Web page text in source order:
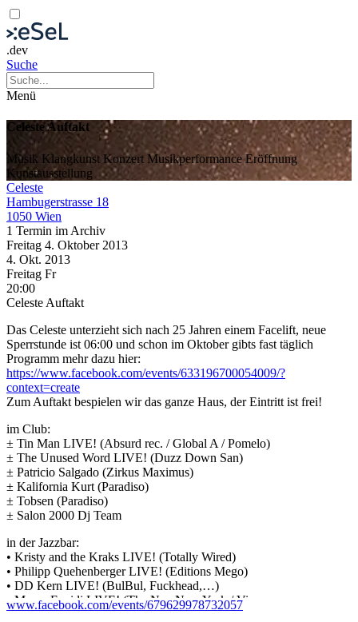
.dev
Suche
Menü
Celeste Auftakt
Musik Klangkunst Konzert MusikperformanceEröffnung
Kunstausstellung
Celeste
Hambugerstrasse 18
1050 Wien
1 Termin im Archiv
Freitag 4. Oktober 2013
4. Okt. 2013
Freitag Fr
20:00
Celeste Auftakt
Das Celeste unterzieht sich nach 25 Jahren einem Facelift, neue
Sperrstunde ist 06:00 und schon im Oktober gibts fast täglich
Programm mehr dazu hier:
https://www.facebook.com/events/633196700054009/?
context=create
Zum Auftakt bespielen wir das ganze Haus, der Eintritt ist frei!
im Club:
± Tin Man LIVE! (Absurd rec. / Global A / Pomelo)
± The Unused Word LIVE! (Duzz Down San)
± Patricio Salgado (Zirkus Maximus)
± Kalifornia Kurt (Paradiso)
± Tobsen (Paradiso)
± Salon 2000 Dj Team
in der Jazzbar:
• Kristy and the Kraks LIVE! (Totally Wired)
• Philipp Quehenberger LIVE! (Editions Mego)
• DD Kern LIVE! (BulBul, Fuckhead,…)
• Marco Eneidi LIVE! (The Neu New York / Vienna
Institute of Improvised Music)
www.facebook.com/events/679629978732057